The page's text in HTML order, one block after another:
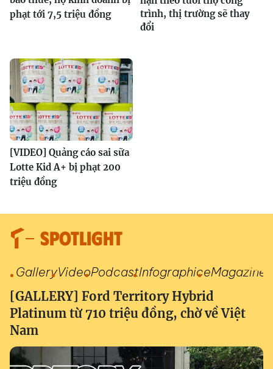
phạt tới 7,5 triệu đồng
trình, thị trường sẽ thay
đổi
[VIDEO] Quảng cáo sai sữa
Lotte Kid A+ bị phạt 200
triệu đồng
SPOTLIGHT
GalleryVideoPodcastInfographiceMagazine
[GALLERY] Ford Territory Hybrid
Platinum từ 710 triệu đồng, chờ về Việt
Nam